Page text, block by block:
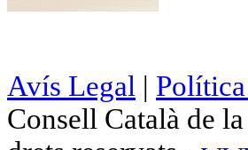
Avís Legal |
Consell Català de